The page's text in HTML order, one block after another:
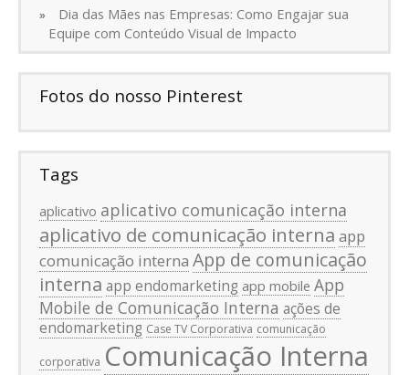
Dia das Mães nas Empresas: Como Engajar sua
Equipe com Conteúdo Visual de Impacto
Fotos do nosso Pinterest
Tags
aplicativo aplicativo comunicação interna
aplicativo de comunicação interna app
comunicação interna App de comunicação
interna app endomarketing app mobile App
Mobile de Comunicação Interna ações de
endomarketing Case TV Corporativa comunicação
corporativa Comunicação Interna